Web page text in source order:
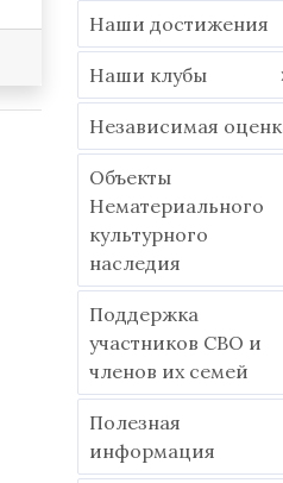
Наши достижения
Наши клубы
Независимая
Объекты
Нематериального
культурного
наследия
Поддержка
участников СВО и
членов их семей
Полезная
информация